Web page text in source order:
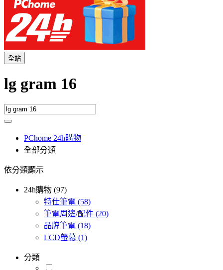
全站
lg gram 16
PChome 24h購物
全部分類
依分類顯示
24h購物 (97)
特仕筆電 (58)
筆電周邊/配件 (20)
品牌筆電 (18)
LCD螢幕 (1)
分類